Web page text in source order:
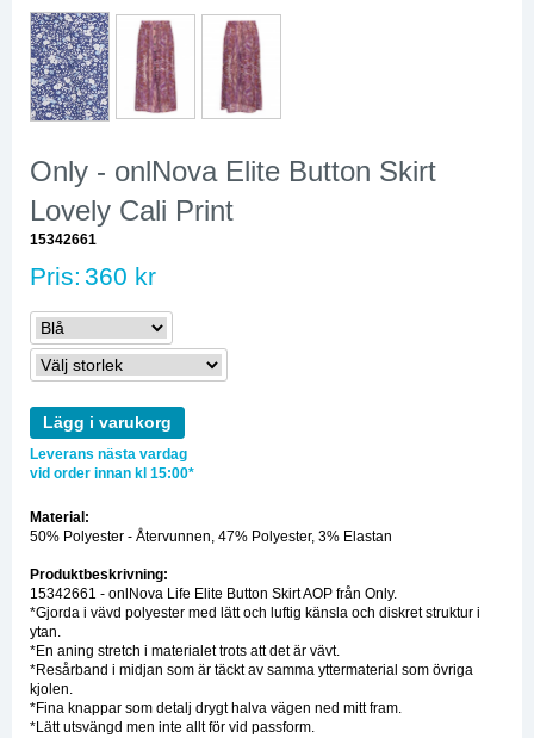
Only - onlNova Elite Button Skirt
Lovely Cali Print
15342661
Pris: 360 kr
Lägg i varukorg
Leverans nästa vardag
vid order innan kl 15:00*
Material:
50% Polyester - Återvunnen, 47% Polyester, 3% Elastan
Produktbeskrivning:
15342661 - onlNova Life Elite Button Skirt AOP från Only.
*Gjorda i vävd polyester med lätt och luftig känsla och diskret struktur i
ytan.
*En aning stretch i materialet trots att det är vävt.
*Resårband i midjan som är täckt av samma yttermaterial som övriga
kjolen.
*Fina knappar som detalj drygt halva vägen ned mitt fram.
*Lätt utsvängd men inte allt för vid passform.